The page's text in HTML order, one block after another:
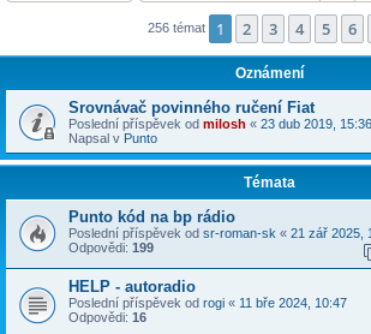
256 témat 1 2 3 4 5 6
Oznámení
Srovnávač povinného ručení Fiat
Poslední příspěvek od milosh « 23 dub 2019, 15:36
Napsal v Punto
Témata
Punto kód na bp rádio
Poslední příspěvek od sr-roman-sk « 21 zář 2025,
Odpovědi: 199
HELP - autoradio
Poslední příspěvek od rogi « 11 bře 2024, 10:47
Odpovědi: 16